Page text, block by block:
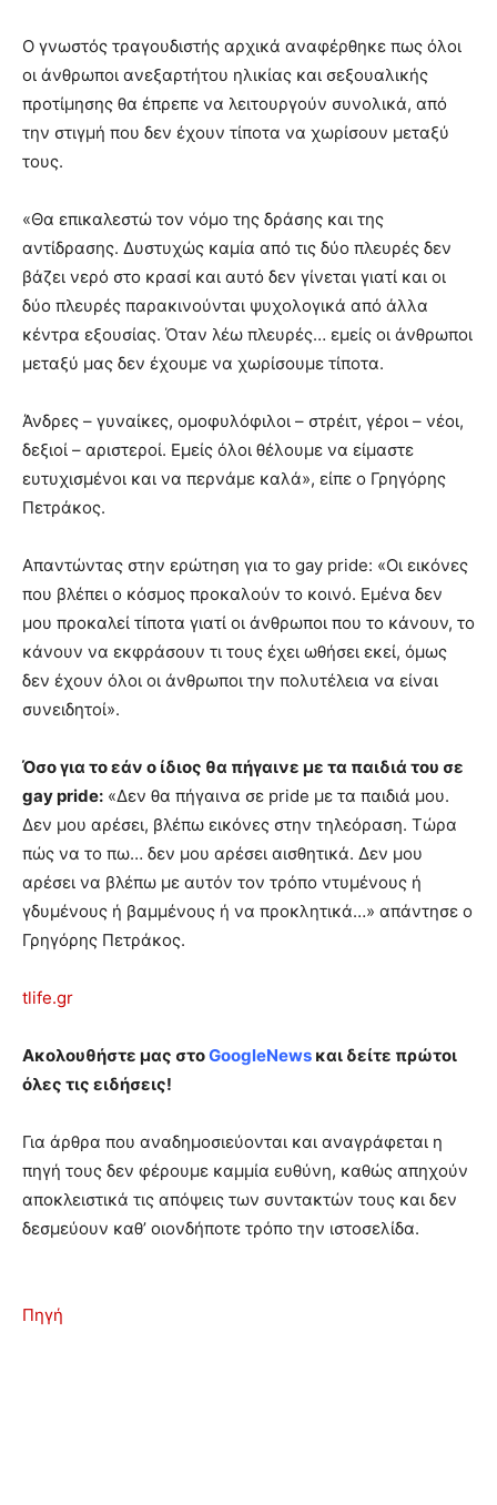
Ο γνωστός τραγουδιστής αρχικά αναφέρθηκε πως όλοι
οι άνθρωποι ανεξαρτήτου ηλικίας και σεξουαλικής
προτίμησης θα έπρεπε να λειτουργούν συνολικά, από
την στιγμή που δεν έχουν τίποτα να χωρίσουν μεταξύ
τους.
«Θα επικαλεστώ τον νόμο της δράσης και της
αντίδρασης. Δυστυχώς καμία από τις δύο πλευρές δεν
βάζει νερό στο κρασί και αυτό δεν γίνεται γιατί και οι
δύο πλευρές παρακινούνται ψυχολογικά από άλλα
κέντρα εξουσίας. Όταν λέω πλευρές… εμείς οι άνθρωποι
μεταξύ μας δεν έχουμε να χωρίσουμε τίποτα.
Άνδρες – γυναίκες, ομοφυλόφιλοι – στρέιτ, γέροι – νέοι,
δεξιοί – αριστεροί. Εμείς όλοι θέλουμε να είμαστε
ευτυχισμένοι και να περνάμε καλά», είπε ο Γρηγόρης
Πετράκος.
Απαντώντας στην ερώτηση για το gay pride: «Οι εικόνες
που βλέπει ο κόσμος προκαλούν το κοινό. Εμένα δεν
μου προκαλεί τίποτα γιατί οι άνθρωποι που το κάνουν, το
κάνουν να εκφράσουν τι τους έχει ωθήσει εκεί, όμως
δεν έχουν όλοι οι άνθρωποι την πολυτέλεια να είναι
συνειδητοί».
Όσο για το εάν ο ίδιος θα πήγαινε με τα παιδιά του σε
gay pride: «Δεν θα πήγαινα σε pride με τα παιδιά μου.
Δεν μου αρέσει, βλέπω εικόνες στην τηλεόραση. Τώρα
πώς να το πω… δεν μου αρέσει αισθητικά. Δεν μου
αρέσει να βλέπω με αυτόν τον τρόπο ντυμένους ή
γδυμένους ή βαμμένους ή να προκλητικά…» απάντησε ο
Γρηγόρης Πετράκος.
tlife.gr
Ακολουθήστε μας στοGoogleNews και δείτε πρώτοι
όλες τις ειδήσεις!
Για άρθρα που αναδημοσιεύονται και αναγράφεται η
πηγή τους δεν φέρουμε καμμία ευθύνη, καθώς απηχούν
αποκλειστικά τις απόψεις των συντακτών τους και δεν
δεσμεύουν καθ’ οιονδήποτε τρόπο την ιστοσελίδα.
Πηγή